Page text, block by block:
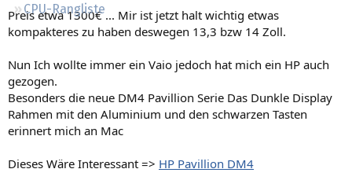
CPU-Rangliste
Preis etwa 1300€ ... Mir ist jetzt halt wichtig etwas
kompakteres zu haben deswegen 13,3 bzw 14 Zoll.
Nun Ich wollte immer ein Vaio jedoch hat mich ein HP auch
gezogen.
Besonders die neue DM4 Pavillion Serie Das Dunkle Display
Rahmen mit den Aluminium und den schwarzen Tasten
erinnert mich an Mac
Dieses Wäre Interessant => HP Pavillion DM4